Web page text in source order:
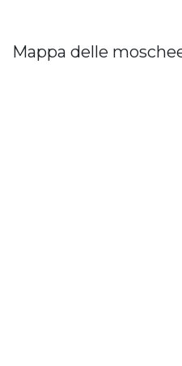
Mappa delle